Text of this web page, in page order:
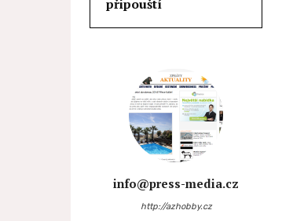
připouští
info@press-media.cz
http://azhobby.cz